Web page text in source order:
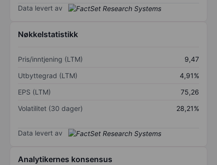
Data levert av
Nøkkelstatistikk
Pris/inntjening (LTM)
9,47
Utbyttegrad (LTM)
4,91%
EPS (LTM)
75,26
Volatilitet (30 dager)
28,21%
Data levert av
Analytikernes konsensus